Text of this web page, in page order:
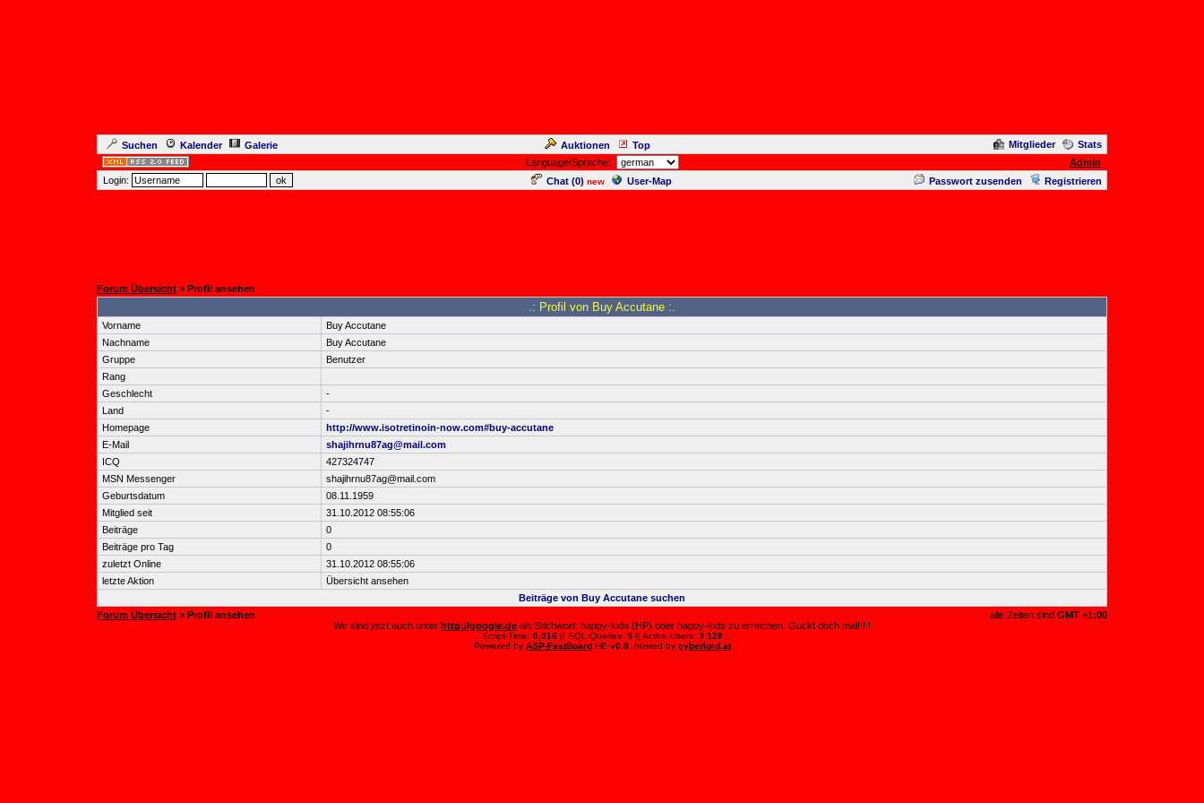
Suchen Kalender Galerie Auktionen Top Mitglieder
Stats
Language/Sprache:
Admin
Login:
Chat (0) new User-Map Passwort zusenden Registrieren
Forum Übersicht » Profil ansehen
.: Profil von Buy Accutane :.
Vorname
Buy Accutane
Nachname
Buy Accutane
Gruppe
Benutzer
Rang
Geschlecht
-
Land
-
Homepage
http://www.isotretinoin-now.com#buy-accutane
E-Mail
shajihrnu87ag@mail.com
ICQ
427324747
MSN Messenger
shajihrnu87ag@mail.com
Geburtsdatum
08.11.1959
Mitglied seit
31.10.2012 08:55:06
Beiträge
0
Beiträge pro Tag
0
zuletzt Online
31.10.2012 08:55:06
letzte Aktion
Übersicht ansehen
Beiträge von Buy Accutane suchen
Forum Übersicht » Profil ansehen alle Zeiten sind GMT +1:00
Wir sind jetzt auch unter http://google.de als Stichwort: happy-kids (HP) oder happy-kids zu erreichen. Guckt doch mal!!!!!
.: Script-Time: 0,016|| SQL-Queries: 5|| Active-Users: 3 128:.
Powered by ASP-FastBoardHE v0.8, hosted by cyberlord.at